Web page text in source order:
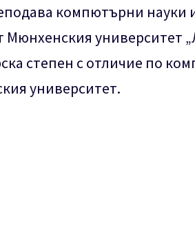
компютърни науки
Мюнхенския университет
степен с отличие по
университет.